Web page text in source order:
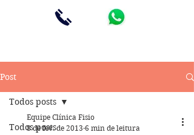
Post
Todos posts
Todos posts
Equipe Clínica Fisio
8 de fev. de 2013 6 min de leitura